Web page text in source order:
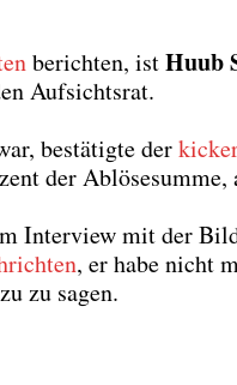
berich­ten, istHuub
Auf­sichts­rat.
bestä­tig­te der
der
Inter­view mit der
, er habe nicht
zu sagen.